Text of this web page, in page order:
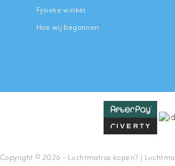
Fysieke winkel
Hoe wij begonnen
Copyright © 2026 - Luchtmatras kopen? |